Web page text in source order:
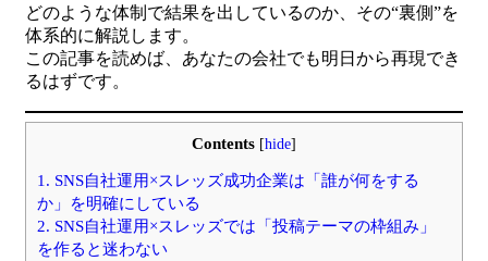
どのような体制で結果を出しているのか、その“裏側”を
体系的に解説します。
この記事を読めば、あなたの会社でも明日から再現でき
るはずです。
Contents [hide]
1. SNS自社運用×スレッズ成功企業は「誰が何をする
か」を明確にしている
2. SNS自社運用×スレッズでは「投稿テーマの枠組み」
を作ると迷わない